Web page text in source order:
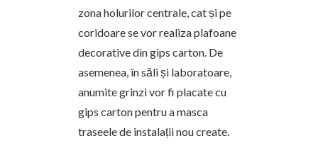
zona holurilor centrale, cat și pe
coridoare se vor realiza plafoane
decorative din gips carton. De
asemenea, în săli și laboratoare,
anumite grinzi vor fi placate cu
gips carton pentru a masca
traseele de instalații nou create.